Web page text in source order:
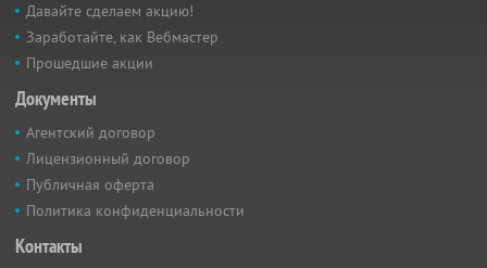
Давайте сделаем акцию!
Заработайте, как Вебмастер
Прошедшие акции
Документы
Агентский договор
Лицензионный договор
Публичная оферта
Политика конфиденциальности
Контакты